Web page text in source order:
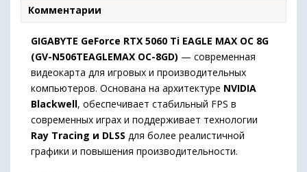
Комментарии
GIGABYTE GeForce RTX 5060 Ti EAGLE MAX OC 8G
(GV-N506TEAGLEMAX OC-8GD) — современная
видеокарта для игровых и производительных
компьютеров. Основана на архитектуре NVIDIA
Blackwell, обеспечивает стабильный FPS в
современных играх и поддерживает технологии
Ray Tracing и DLSS для более реалистичной
графики и повышения производительности.